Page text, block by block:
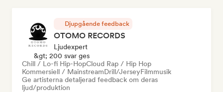
Djupgående feedback
OTOMO RECORDS
Ljudexpert
&gt; 200 svar ges
Chill / Lo-fi Hip-HopCloud Rap / Hip Hop
Kommersiell / MainstreamDrill/JerseyFilmmusik
Ge artisterna detaljerad feedback om deras
ljud/produktion